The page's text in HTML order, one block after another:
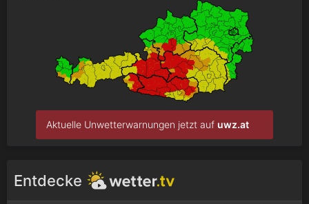
Aktuelle Unwetterwarnungen jetzt auf uwz.at
Entdecke